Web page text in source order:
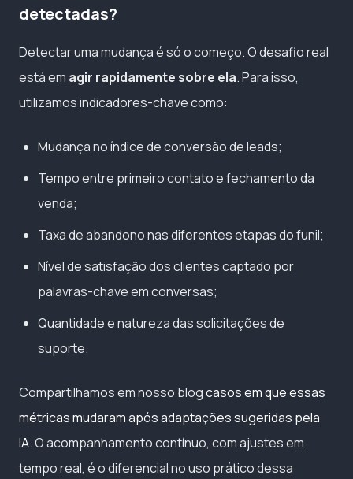
detectadas?
Detectar uma mudança é só o começo. O desafio real
está em agir rapidamente sobre ela. Para isso,
utilizamos indicadores-chave como:
Mudança no índice de conversão de leads;
Tempo entre primeiro contato e fechamento da
venda;
Taxa de abandono nas diferentes etapas do funil;
Nível de satisfação dos clientes captado por
palavras-chave em conversas;
Quantidade e natureza das solicitações de
suporte.
Compartilhamos em nosso blogcasos em que essas
métricas mudaram após adaptações sugeridas pela
IA. O acompanhamento contínuo, com ajustes em
tempo real, é o diferencial no uso prático dessa